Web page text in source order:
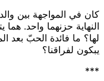
كان في المواجهة بين
النهاية حزنهما واحد. هما
لها؟ ما فائدة الحبّ بعد
يبكون لفراقنا؟
***